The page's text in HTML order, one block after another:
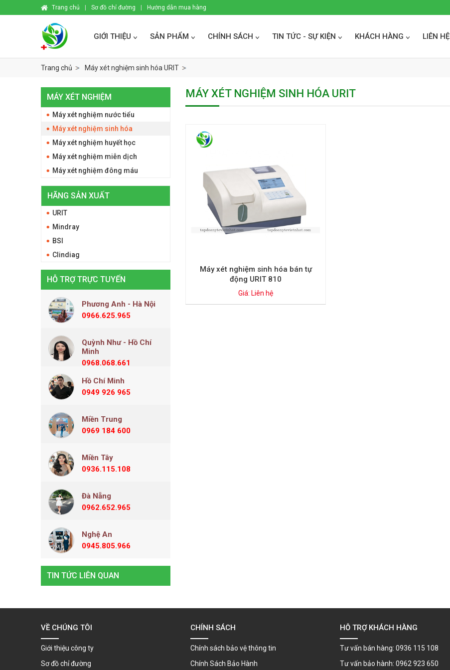
GIỚI THIỆU SẢN PHẨM CHÍNH SÁCH TIN TỨC - SỰ KIỆN KHÁCH HÀNG LIÊN HỆ
Trang chủ Máy xét nghiệm sinh hóa URIT
MÁY XÉT NGHIỆM
Máy xét nghiệm nước tiểu
Máy xét nghiệm sinh hóa
Máy xét nghiệm huyết học
Máy xét nghiệm miễn dịch
Máy xét nghiệm đông máu
HÃNG SẢN XUẤT
URIT
Mindray
BSI
Clindiag
HỖ TRỢ TRỰC TUYẾN
Phương Anh - Hà Nội
0966.625.965
Quỳnh Như - Hồ Chí
Minh
0968.068.661
Hồ Chí Minh
0949 926 965
Miền Trung
0969 184 600
Miền Tây
0936.115.108
Đà Nẵng
0962.652.965
Nghệ An
0945.805.966
TIN TỨC LIÊN QUAN
MÁY XÉT NGHIỆM SINH HÓA URIT
Máy xét nghiệm sinh hóa bán tự
động URIT 810
Giá: Liên hệ
VỀ CHÚNG TÔI
Giới thiệu công ty
Sơ đồ chỉ đường
CHÍNH SÁCH
Chính sách bảo vệ thông tin
Chính Sách Bảo Hành
HỖ TRỢ KHÁCH HÀNG
Tư vấn bán hàng: 0936 115 108
Tư vấn bảo hành: 0962 923 650
Trang chủ Sơ đồ chỉ đường Hướng dẫn mua hàng